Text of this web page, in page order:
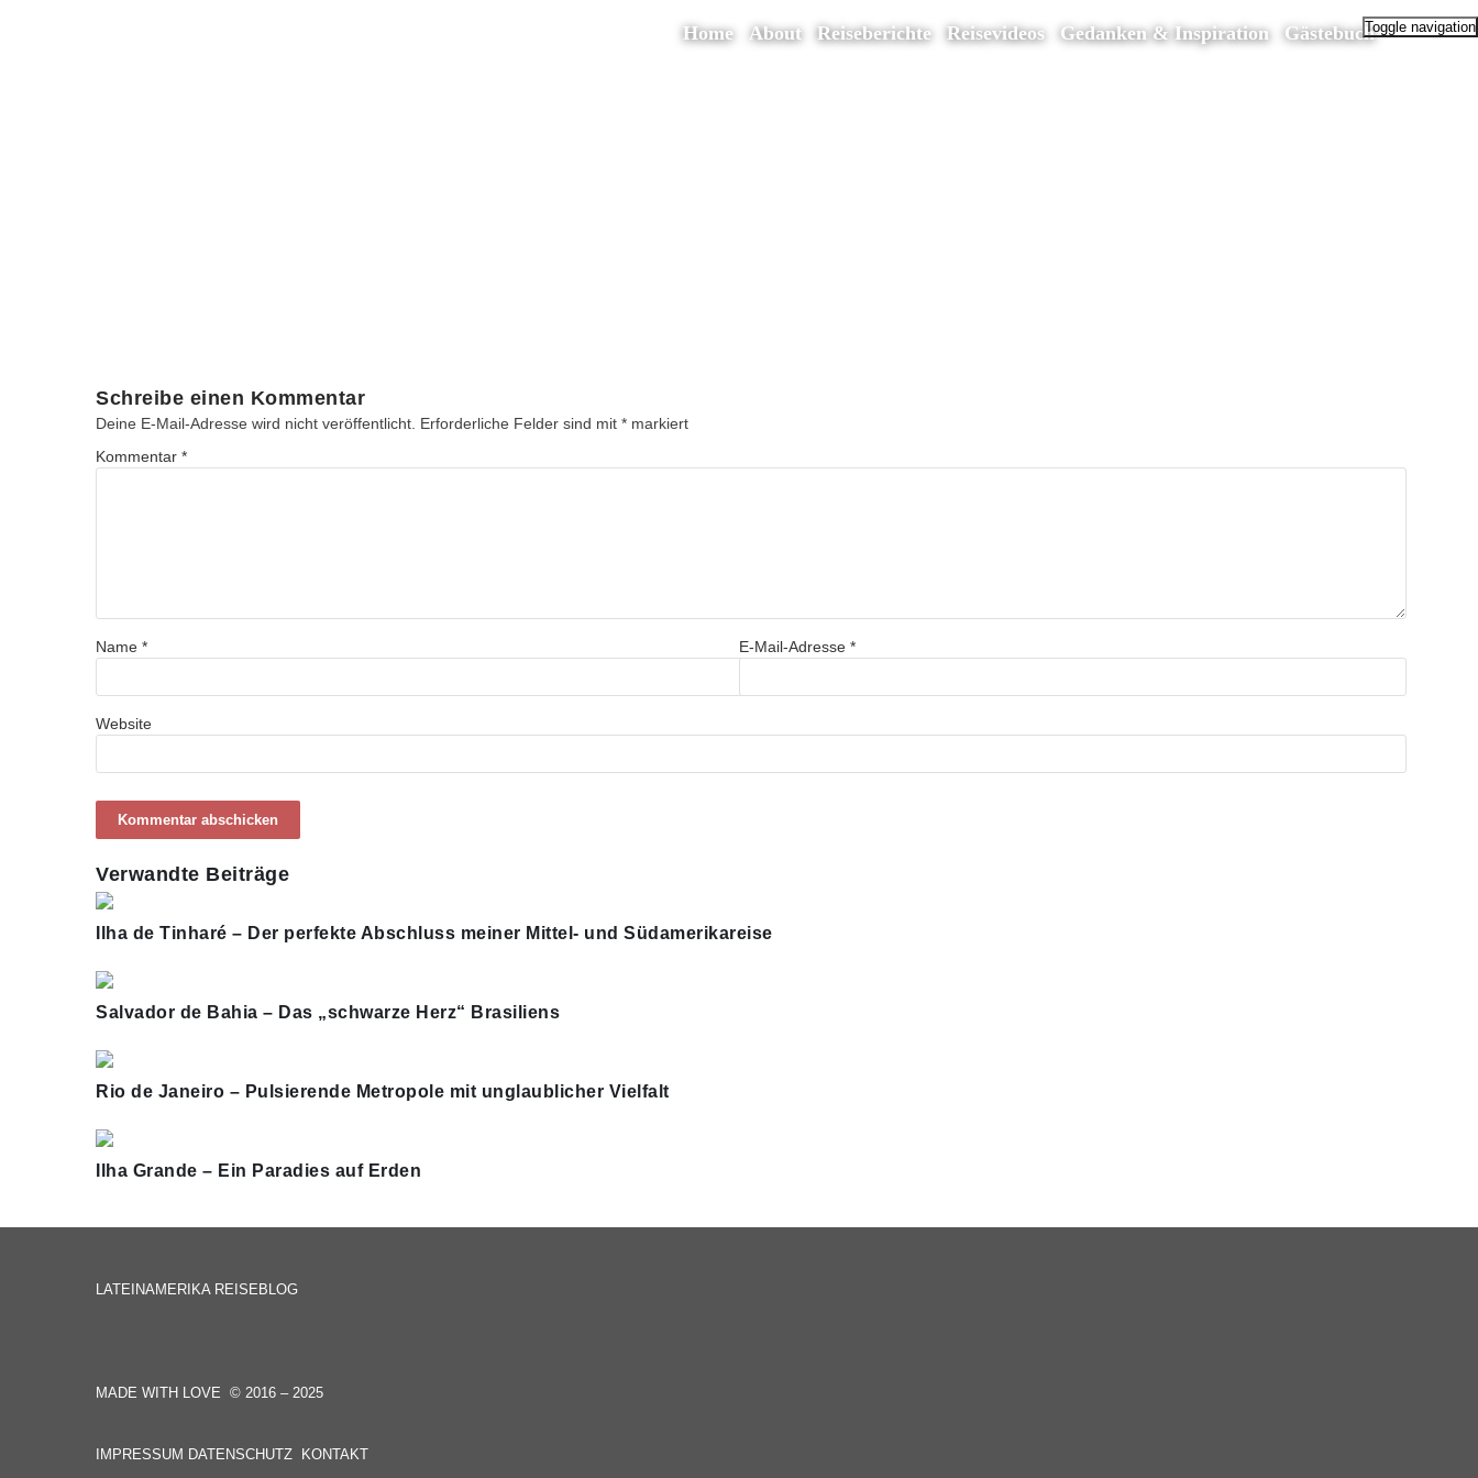
Toggle navigation
Home About Reiseberichte Reisevideos Gedanken & Inspiration Gästebuch
Schreibe einen Kommentar
Deine E-Mail-Adresse wird nicht veröffentlicht. Erforderliche Felder sind mit * markiert
Kommentar *
Name * E-Mail-Adresse *
Website
Verwandte Beiträge
Ilha de Tinharé – Der perfekte Abschluss meiner Mittel- und Südamerikareise
Salvador de Bahia – Das „schwarze Herz“ Brasiliens
Rio de Janeiro – Pulsierende Metropole mit unglaublicher Vielfalt
Ilha Grande – Ein Paradies auf Erden
LATEINAMERIKA REISEBLOG
MADE WITH LOVE © 2016 – 2025
IMPRESSUM DATENSCHUTZ KONTAKT